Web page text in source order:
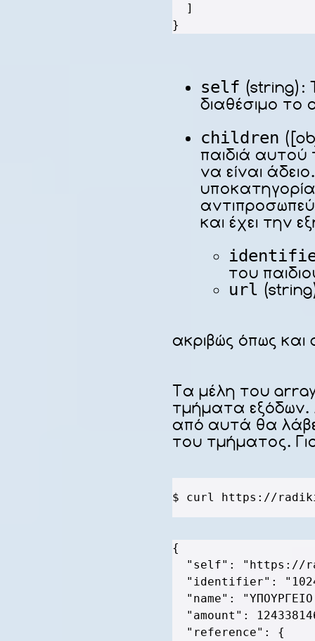
]
}
self (string):
διαθέσιμο το
children
παιδιά αυτού
να είναι
και έχει την
του
url
ακριβώς όπως
Τα μέλη του
τμήματα εξόδων.
από αυτά θα
του τμήματος.
$ curl https://
{
"self" :
"https://
"identifier" :
"name" :
"amount" :
"reference" : {